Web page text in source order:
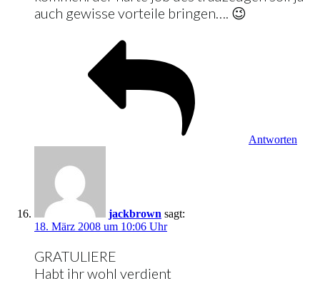
auch gewisse vorteile bringen…. 😉
Antworten
jackbrown sagt:
18. März 2008 um 10:06 Uhr
GRATULIERE
Habt ihr wohl verdient